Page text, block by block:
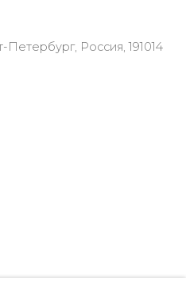
Петербург, Россия, 191014